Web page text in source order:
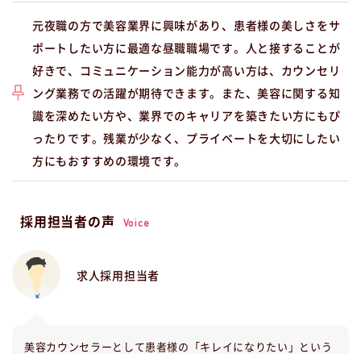
元夜職の方で美容業界に興味があり、患者様の美しさをサ
ポートしたい方に最適な昼職職場です。人と接することが
好きで、コミュニケーション能力が高い方は、カウンセリ
ング業務での活躍が期待できます。また、美容に関する知
識を深めたい方や、業界でのキャリアを築きたい方にもぴ
ったりです。残業が少なく、プライベートを大切にしたい
方にもおすすめの環境です。
採用担当者の声 Voice
求人採用担当者
美容カウンセラーとして患者様の「キレイになりたい」という